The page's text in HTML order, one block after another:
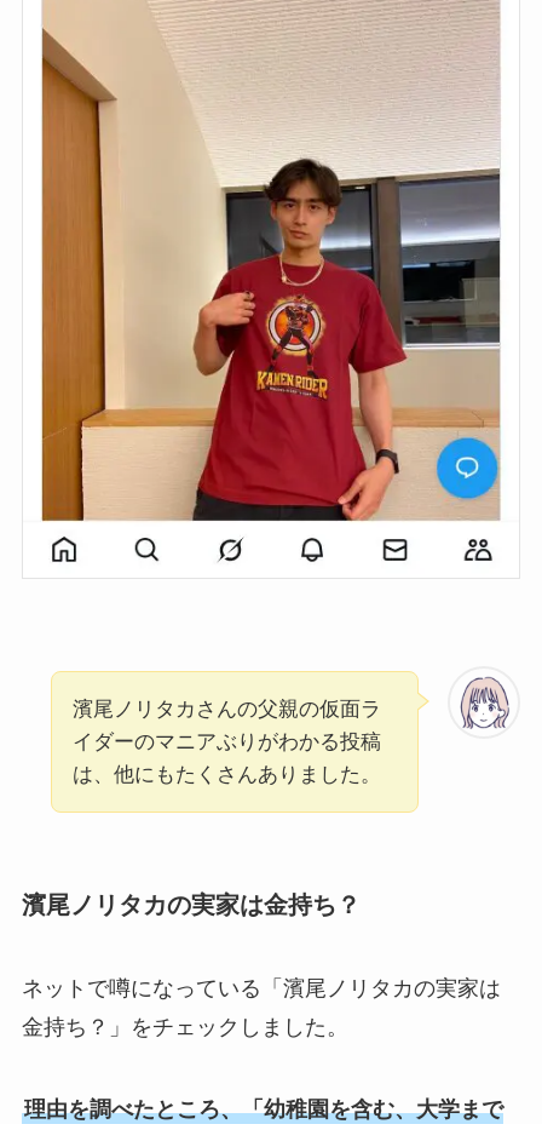
濱尾ノリタカさんの父親の仮面ラ
イダーのマニアぶりがわかる投稿
は、他にもたくさんありました。
濱尾ノリタカの実家は金持ち？
ネットで噂になっている「濱尾ノリタカの実家は
金持ち？」をチェックしました。
理由を調べたところ、「幼稚園を含む、大学まで